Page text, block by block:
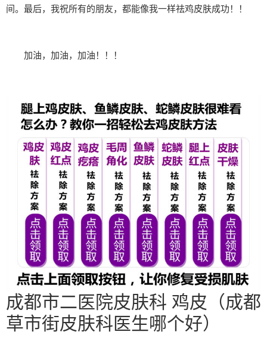
间。最后，我祝所有的朋友，都能像我一样祛鸡皮肤成功！！
加油，加油，加油！！！
成都市二医院皮肤科 鸡皮（成都
草市街皮肤科医生哪个好）